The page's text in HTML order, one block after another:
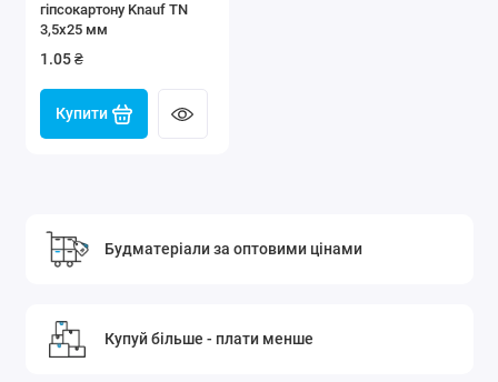
гіпсокартону Knauf TN
3,5х25 мм
1.05 ₴
Купити
Будматеріали за оптовими цінами
Купуй більше - плати менше